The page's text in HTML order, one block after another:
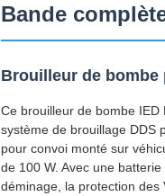
Bande
Brouilleur de bombe
Ce brouilleur de bombe
système de brouillage DDS
pour convoi monté sur
de 100 W. Avec une
déminage, la protection des